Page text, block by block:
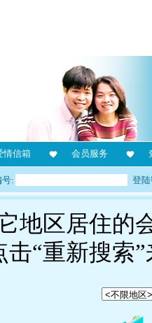
情信箱 会员服务
号: 登
地区居住的
击“重新搜索